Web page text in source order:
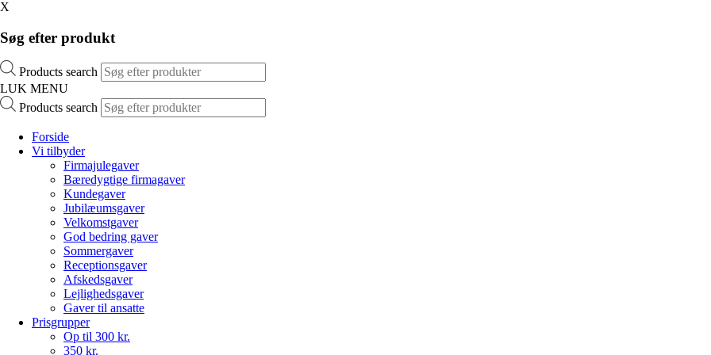
X
Søg efter produkt
Products search
LUK MENU
Products search
Forside
Vi tilbyder
Firmajulegaver
Bæredygtige firmagaver
Kundegaver
Jubilæumsgaver
Velkomstgaver
God bedring gaver
Sommergaver
Receptionsgaver
Afskedsgaver
Lejlighedsgaver
Gaver til ansatte
Prisgrupper
Op til 300 kr.
350 kr.